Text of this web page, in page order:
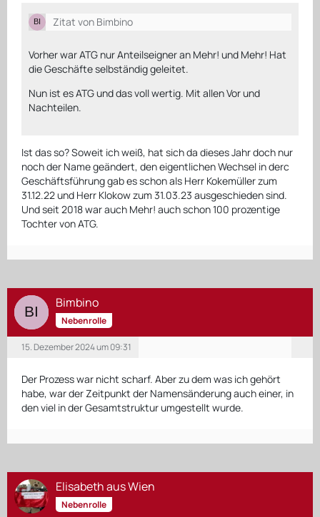
Zitat von Bimbino
Vorher war ATG nur Anteilseigner an Mehr! und Mehr! Hat
die Geschäfte selbständig geleitet.
Nun ist es ATG und das voll wertig. Mit allen Vor und
Nachteilen.
Ist das so? Soweit ich weiß, hat sich da dieses Jahr doch nur
noch der Name geändert, den eigentlichen Wechsel in derc
Geschäftsführung gab es schon als Herr Kokemüller zum
31.12.22 und Herr Klokow zum 31.03.23 ausgeschieden sind.
Und seit 2018 war auch Mehr! auch schon 100 prozentige
Tochter von ATG.
Bimbino
Nebenrolle
15. Dezember 2024 um 09:31
Der Prozess war nicht scharf. Aber zu dem was ich gehört
habe, war der Zeitpunkt der Namensänderung auch einer, in
den viel in der Gesamtstruktur umgestellt wurde.
Elisabeth aus Wien
Nebenrolle